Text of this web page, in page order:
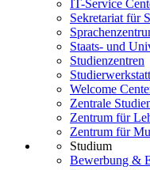
IT-Service
Sekretariat für
Staats- und
Studienzentren
Studierwerkstatt
Welcome
Zentrale
Zentrum für
Zentrum für
Studium
Bewerbung &